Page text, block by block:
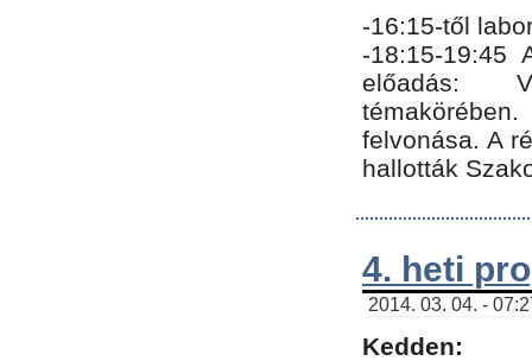
-16:15-től
-18:15-19:45
előadás:
felvonása. A
hallották
4. heti
2014. 03. 04. -
Kedden: